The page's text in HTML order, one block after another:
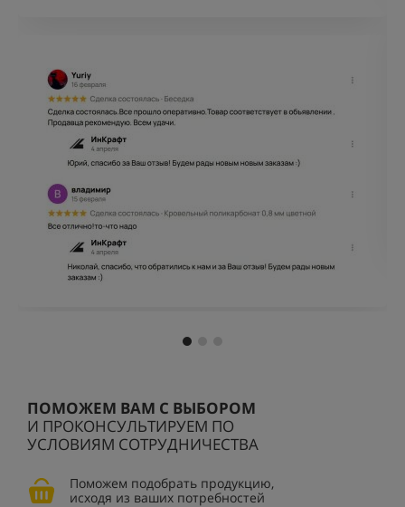
ПОМОЖЕМ ВАМ С ВЫБОРОМ
И ПРОКОНСУЛЬТИРУЕМ ПО
УСЛОВИЯМ СОТРУДНИЧЕСТВА
Поможем подобрать продукцию,
исходя из ваших потребностей